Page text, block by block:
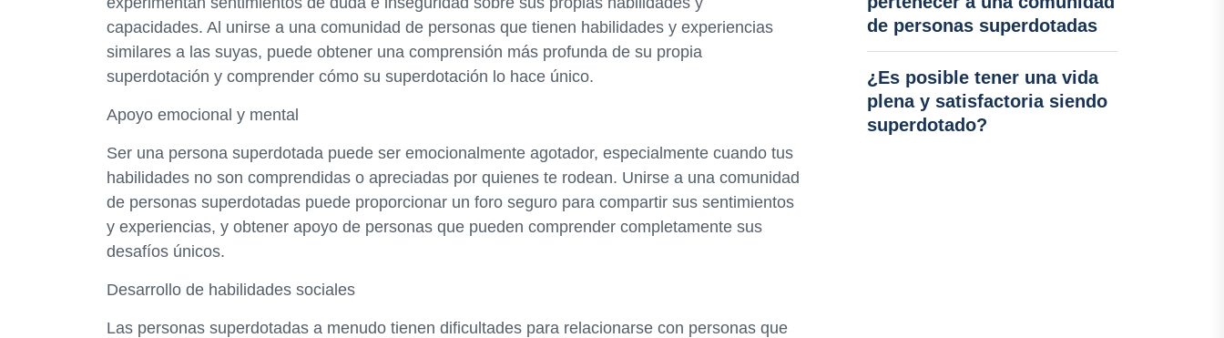
capacidades. Al unirse a una comunidad de personas que tienen habilidades y experiencias
similares a las suyas, puede obtener una comprensión más profunda de su propia
superdotación y comprender cómo su superdotación lo hace único.
Apoyo emocional y mental
Ser una persona superdotada puede ser emocionalmente agotador, especialmente cuando tus
habilidades no son comprendidas o apreciadas por quienes te rodean. Unirse a una comunidad
de personas superdotadas puede proporcionar un foro seguro para compartir sus sentimientos
y experiencias, y obtener apoyo de personas que pueden comprender completamente sus
desafíos únicos.
Desarrollo de habilidades sociales
Las personas superdotadas a menudo tienen dificultades para relacionarse con personas que
de personas superdotadas
¿Es posible tener una vida
plena y satisfactoria siendo
superdotado?